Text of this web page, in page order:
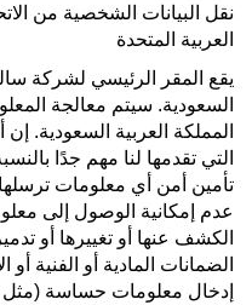
نقل البيانات الشخصية من
العربية المتحدة
يقع المقر الرئيسي لشركة
السعودية. سيتم معالجة
المملكة العربية السعودية.
التي تقدمها لنا مهم جدًا
تأمين أمن أي معلومات
عدم إمكانية الوصول إلى
الكشف عنها أو تغييرها أو
الضمانات المادية أو الفنية
إدخال معلومات حساسة (مثل